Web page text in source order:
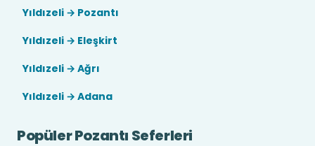
Yıldızeli → Pozantı
Yıldızeli → Eleşkirt
Yıldızeli → Ağrı
Yıldızeli → Adana
Popüler Pozantı Seferleri